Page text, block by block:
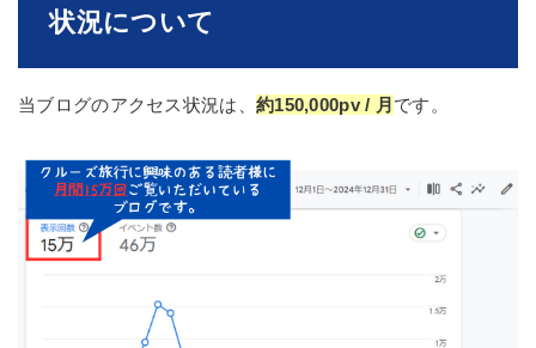
状況について
当ブログのアクセス状況は、 約150,000pv / 月 です。